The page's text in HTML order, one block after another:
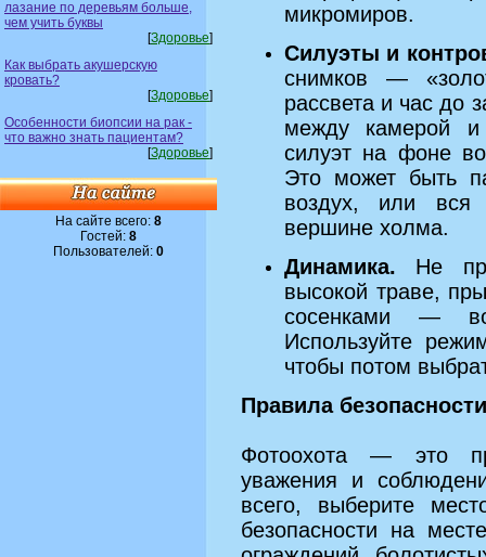
лазание по деревьям больше,
чем учить буквы
[Здоровье]
Как выбрать акушерскую
кровать?
[Здоровье]
Особенности биопсии на рак -
что важно знать пациентам?
[Здоровье]
На сайте всего: 8
Гостей: 8
Пользователей: 0
микромиров.
Силуэты и
снимков —
рассвета и час до
между камерой
силуэт на фоне
Это может быть
воздух, или
вершине холма.
Динамика. Не
высокой траве,
сосенками —
Используйте
чтобы потом
Правила
Фотоохота — это
уважения и
всего, выберите
безопасности на